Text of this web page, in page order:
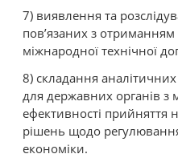
7) виявлення та
пов’язаних з
міжнародної технічної
8) складання
для державних органів
ефективності прийняття
рішень щодо
економіки.